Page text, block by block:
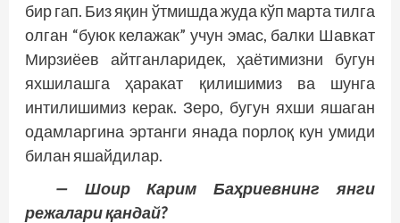
бир гап. Биз яқин ўтмишда жуда кўп марта тилга
олган “буюк келажак” учун эмас, балки Шавкат
Мирзиёев айтганларидек, ҳаётимизни бугун
яхшилашга ҳаракат қилишимиз ва шунга
интилишимиз керак. Зеро, бугун яхши яшаган
одамларгина эртанги янада порлоқ кун умиди
билан яшайдилар.
— Шоир Карим Баҳриевнинг янги
режалари қандай?